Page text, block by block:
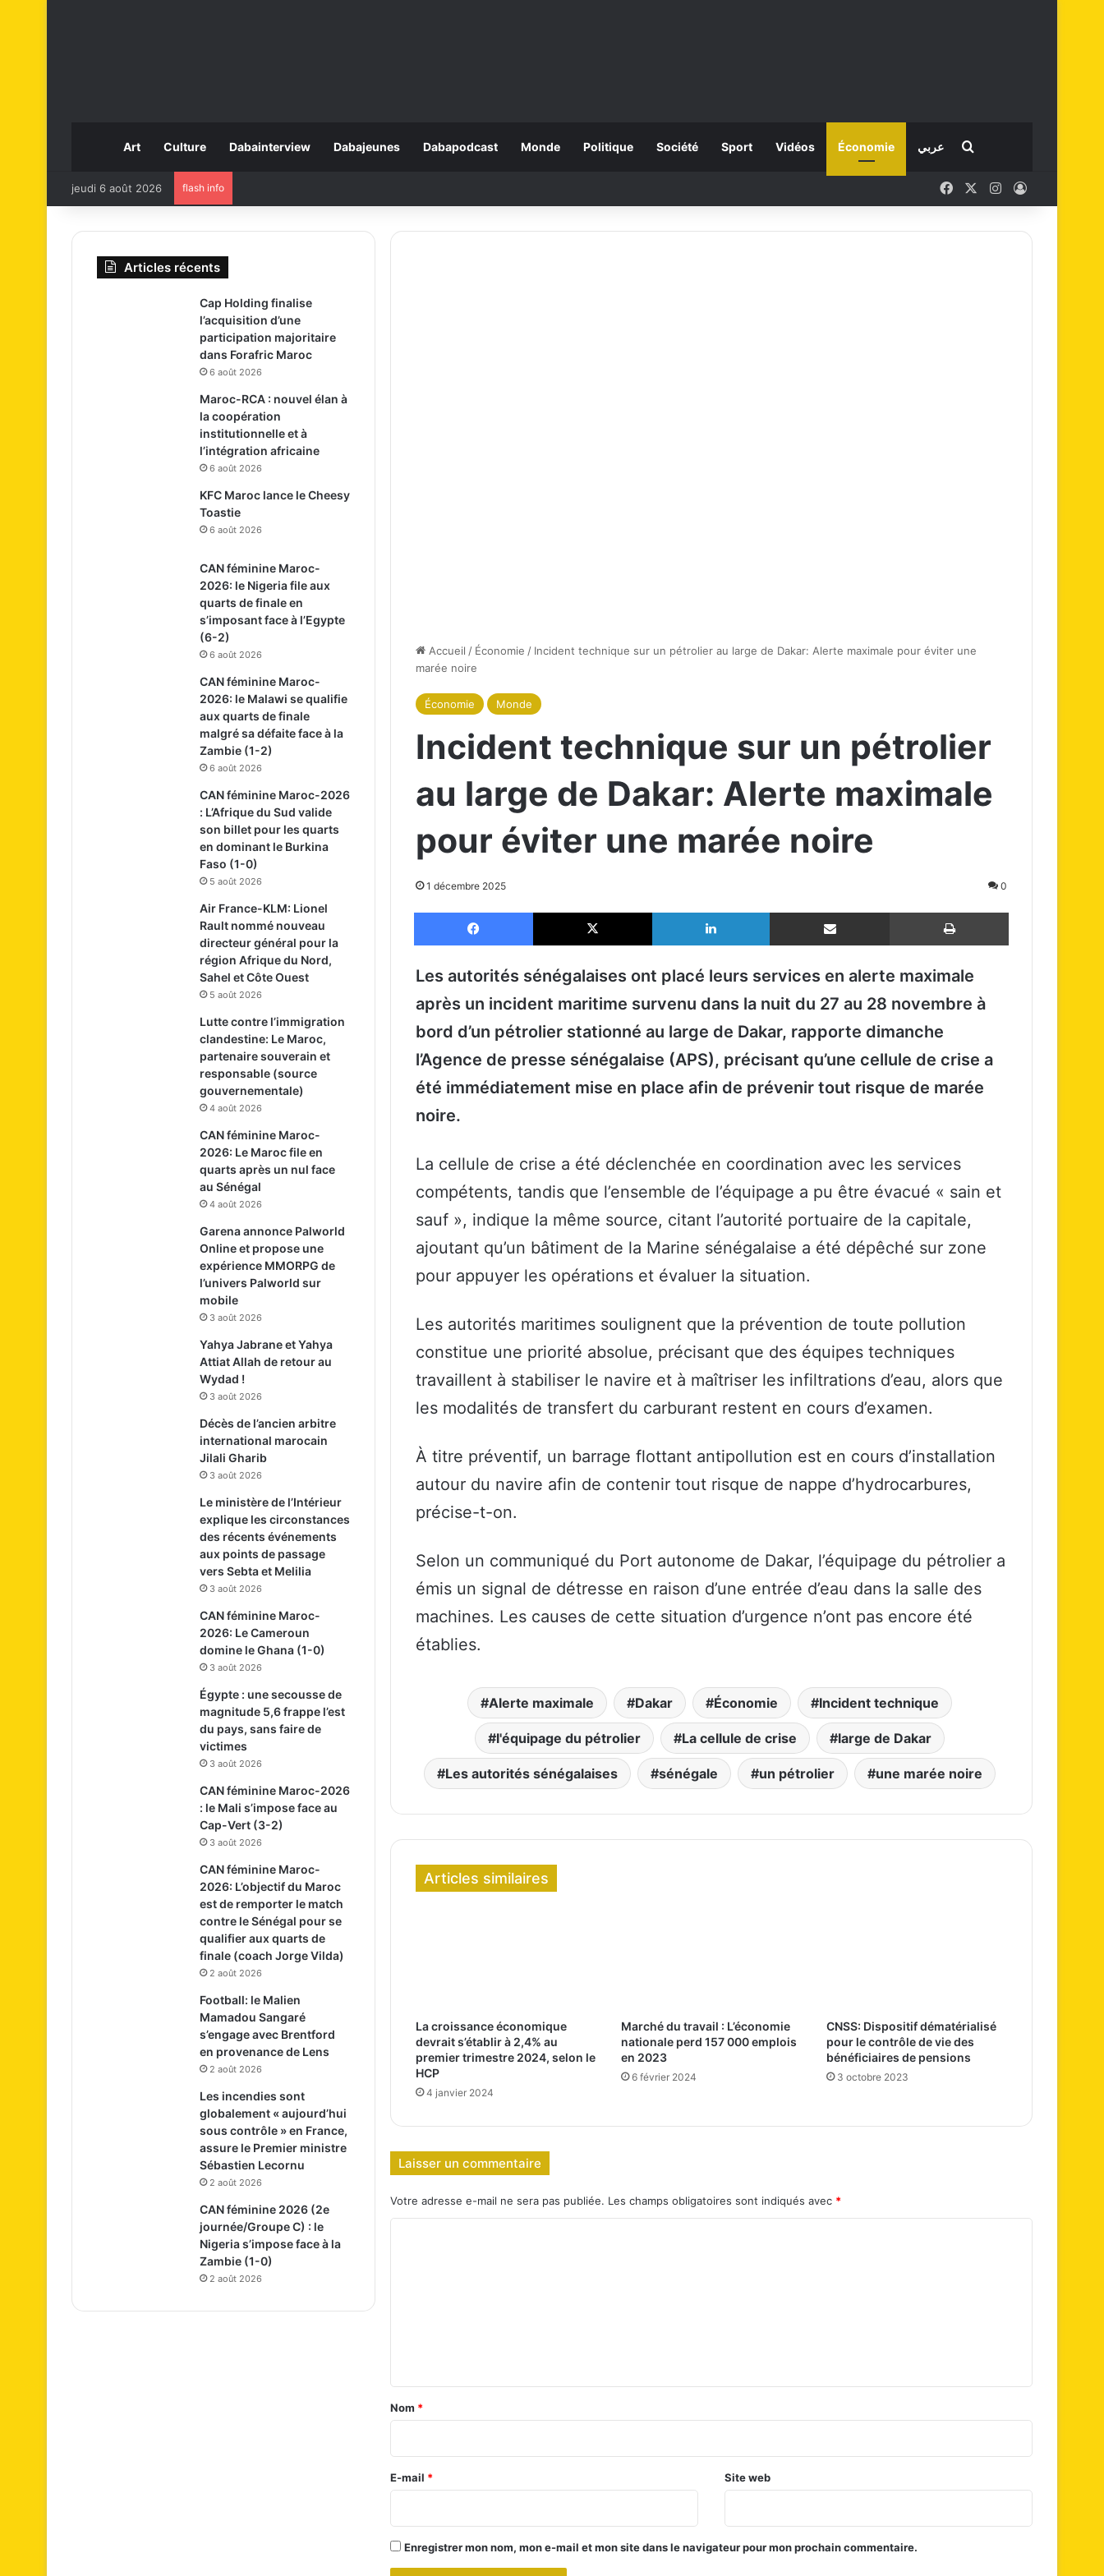
Art Culture Dabainterview Dabajeunes Dabapodcast Monde Politique Société Sport Vidéos Économie عربي Rechercher
jeudi 6 août 2026 flash info FacebookInstagramConnexion
Accueil / Économie / Incident technique sur un pétrolier au large de Dakar: Alerte maximale pour éviter une
marée noire
Économie Monde
Incident technique sur un pétrolier
au large de Dakar: Alerte maximale
pour éviter une marée noire
1 décembre 2025 0
Facebook X Linkedin Partager par email Imprimer
Les autorités sénégalaises ont placé leurs services en alerte maximale
après un incident maritime survenu dans la nuit du 27 au 28 novembre à
bord d’un pétrolier stationné au large de Dakar, rapporte dimanche
l’Agence de presse sénégalaise (APS), précisant qu’une cellule de crise a
été immédiatement mise en place afin de prévenir tout risque de marée
noire.
La cellule de crise a été déclenchée en coordination avec les services
compétents, tandis que l’ensemble de l’équipage a pu être évacué « sain et
sauf », indique la même source, citant l’autorité portuaire de la capitale,
ajoutant qu’un bâtiment de la Marine sénégalaise a été dépêché sur zone
pour appuyer les opérations et évaluer la situation.
Les autorités maritimes soulignent que la prévention de toute pollution
constitue une priorité absolue, précisant que des équipes techniques
travaillent à stabiliser le navire et à maîtriser les infiltrations d’eau, alors que
les modalités de transfert du carburant restent en cours d’examen.
À titre préventif, un barrage flottant antipollution est en cours d’installation
autour du navire afin de contenir tout risque de nappe d’hydrocarbures,
précise-t-on.
Selon un communiqué du Port autonome de Dakar, l’équipage du pétrolier a
émis un signal de détresse en raison d’une entrée d’eau dans la salle des
machines. Les causes de cette situation d’urgence n’ont pas encore été
établies.
Alerte maximale Dakar Économie Incident technique
l'équipage du pétrolier La cellule de crise large de Dakar
Les autorités sénégalaises sénégale un pétrolier une marée noire
Articles similaires
La croissance économique
devrait s’établir à 2,4% au
premier trimestre 2024, selon le
HCP
4 janvier 2024
Marché du travail : L’économie
nationale perd 157 000 emplois
en 2023
6 février 2024
CNSS: Dispositif dématérialisé
pour le contrôle de vie des
bénéficiaires de pensions
3 octobre 2023
Laisser un commentaire
Votre adresse e-mail ne sera pas publiée. Les champs obligatoires sont indiqués avec *
a
r
e
Nom *
E-mail * Site web
Enregistrer mon nom, mon e-mail et mon site dans le navigateur pour mon prochain commentaire.
Articles récents
Cap Holding finalise
l’acquisition d’une
participation majoritaire
dans Forafric Maroc
6 août 2026
Maroc-RCA : nouvel élan à
la coopération
institutionnelle et à
l’intégration africaine
6 août 2026
KFC Maroc lance le Cheesy
Toastie
6 août 2026
CAN féminine Maroc-
2026: le Nigeria file aux
quarts de finale en
s’imposant face à l’Egypte
(6-2)
6 août 2026
CAN féminine Maroc-
2026: le Malawi se qualifie
aux quarts de finale
malgré sa défaite face à la
Zambie (1-2)
6 août 2026
CAN féminine Maroc-2026
: L’Afrique du Sud valide
son billet pour les quarts
en dominant le Burkina
Faso (1-0)
5 août 2026
Air France-KLM: Lionel
Rault nommé nouveau
directeur général pour la
région Afrique du Nord,
Sahel et Côte Ouest
5 août 2026
Lutte contre l’immigration
clandestine: Le Maroc,
partenaire souverain et
responsable (source
gouvernementale)
4 août 2026
CAN féminine Maroc-
2026: Le Maroc file en
quarts après un nul face
au Sénégal
4 août 2026
Garena annonce Palworld
Online et propose une
expérience MMORPG de
l’univers Palworld sur
mobile
3 août 2026
Yahya Jabrane et Yahya
Attiat Allah de retour au
Wydad !
3 août 2026
Décès de l’ancien arbitre
international marocain
Jilali Gharib
3 août 2026
Le ministère de l’Intérieur
explique les circonstances
des récents événements
aux points de passage
vers Sebta et Melilia
3 août 2026
CAN féminine Maroc-
2026: Le Cameroun
domine le Ghana (1-0)
3 août 2026
Égypte : une secousse de
magnitude 5,6 frappe l’est
du pays, sans faire de
victimes
3 août 2026
CAN féminine Maroc-2026
: le Mali s’impose face au
Cap-Vert (3-2)
3 août 2026
CAN féminine Maroc-
2026: L’objectif du Maroc
est de remporter le match
contre le Sénégal pour se
qualifier aux quarts de
finale (coach Jorge Vilda)
2 août 2026
Football: le Malien
Mamadou Sangaré
s’engage avec Brentford
en provenance de Lens
2 août 2026
Les incendies sont
globalement « aujourd’hui
sous contrôle » en France,
assure le Premier ministre
Sébastien Lecornu
2 août 2026
CAN féminine 2026 (2e
journée/Groupe C) : le
Nigeria s’impose face à la
Zambie (1-0)
2 août 2026